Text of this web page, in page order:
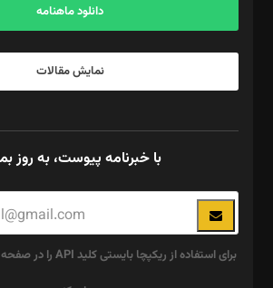
دانلود ماهنامه
نمایش مقالات
با خبرنامه پیوست، به روز